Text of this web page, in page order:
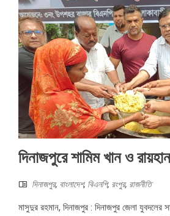
দিনাজপুরে শামিম খান ও
দিনাজপুর, বাংলাদেশ, বিএনপি, রংপুর, রাজনীতি
মাসুদুর রহমান, দিনাজপুর : দিনাজপুর জেলা যুবদলের